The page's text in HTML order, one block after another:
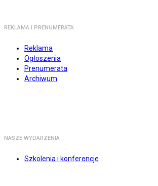
REKLAMA I PRENUMERATA
Reklama
Ogłoszenia
Prenumerata
Archiwum
NASZE WYDARZENIA
Szkolenia i konferencje